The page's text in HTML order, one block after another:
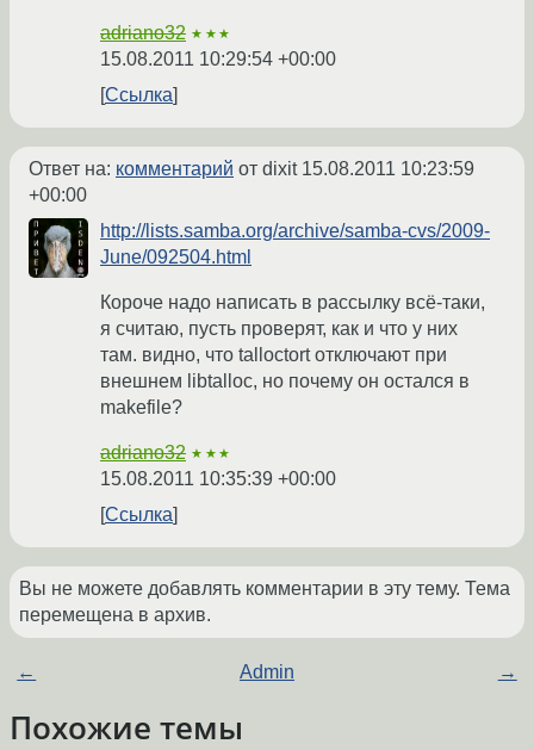
adriano32 ★★★
15.08.2011 10:29:54 +00:00
Ссылка
Ответ на: комментарий от dixit 15.08.2011 10:23:59
+00:00
http://lists.samba.org/archive/samba-cvs/2009-
June/092504.html
Короче надо написать в рассылку всё-таки,
я считаю, пусть проверят, как и что у них
там. видно, что talloctort отключают при
внешнем libtalloc, но почему он остался в
makefile?
adriano32 ★★★
15.08.2011 10:35:39 +00:00
Ссылка
Вы не можете добавлять комментарии в эту тему. Тема
перемещена в архив.
← Admin →
Похожие темы